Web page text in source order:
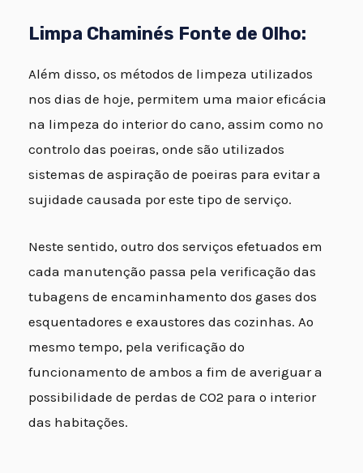
Limpa Chaminés Fonte de Olho:
Além disso, os métodos de limpeza utilizados
nos dias de hoje, permitem uma maior eficácia
na limpeza do interior do cano, assim como no
controlo das poeiras, onde são utilizados
sistemas de aspiração de poeiras para evitar a
sujidade causada por este tipo de serviço.
Neste sentido, outro dos serviços efetuados em
cada manutenção passa pela verificação das
tubagens de encaminhamento dos gases dos
esquentadores e exaustores das cozinhas. Ao
mesmo tempo, pela verificação do
funcionamento de ambos a fim de averiguar a
possibilidade de perdas de CO2 para o interior
das habitações.